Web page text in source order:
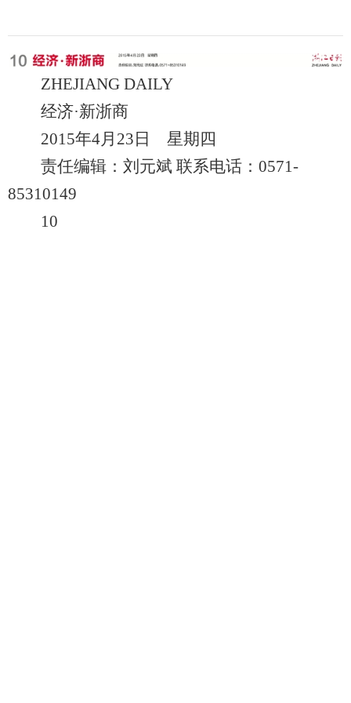
ZHEJIANG DAILY
经济·新浙商
2015年4月23日 星期四
责任编辑：刘元斌 联系电话：0571-
85310149
10